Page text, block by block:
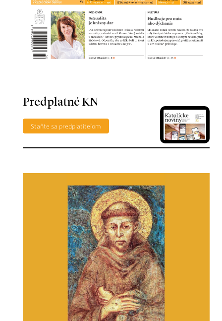
Predplatné KN
Staňte sa predplatiteľom